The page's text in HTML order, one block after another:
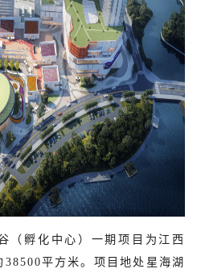
（孵化中心）一期项目为江西
平方米。项目地处星海湖